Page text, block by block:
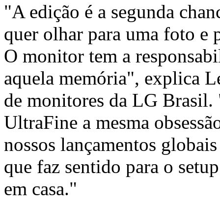
"A edição é a segunda
quer olhar para uma foto e
O monitor tem a
aquela memória", explica
de monitores da LG
UltraFine a mesma
nossos lançamentos
que faz sentido para o
em casa."